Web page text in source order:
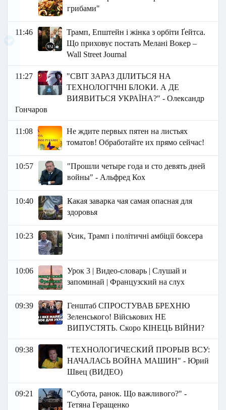
грибами"
11:46
Трамп, Епштейн і жінка з орбіти Ґейтса.
Що приховує постать Мелані Вокер –
Wall Street Journal
11:27
"СВІТ ЗАРАЗ ДІЛИТЬСЯ НА
ТЕХНОЛОГІЧНІ БЛОКИ. А ДЕ
ВИЯВИТЬСЯ УКРАЇНА?" - Олександр
Гончаров
11:08
Не ждите первых пятен на листьях
томатов! Обработайте их прямо сейчас!
10:57
"Прошли четыре года и сто девять дней
войны" - Альфред Кох
10:40
Какая заварка чая самая опасная для
здоровья
10:23 Усик, Трамп і політичні амбіції боксера
10:06
Урок 3 | Видео-словарь | Слушай и
запоминай | Французский на слух
09:39
Генштаб СПРОСТУВАВ БРЕХНЮ
Зеленського! Військових НЕ
ВИПУСТЯТЬ. Скоро КІНЕЦЬ ВІЙНИ?
09:38
"ТЕХНОЛОГИЧЕСКИЙ ПРОРЫВ ВСУ:
НАЧАЛАСЬ ВОЙНА МАШИН" - Юрий
Швец (ВИДЕО)
09:21
"Субота, ранок. Що важливого?" -
Тетяна Геращенко